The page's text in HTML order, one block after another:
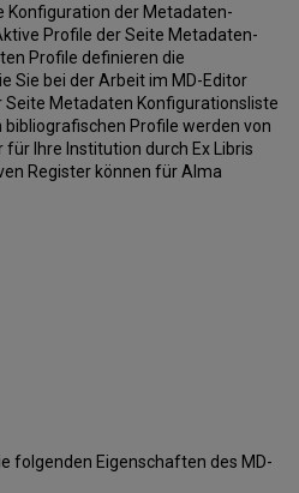
Konfiguration der Metadaten-
Profile der Seite Metadaten-
Profile definieren die
Sie bei der Arbeit im MD-Editor
Seite Metadaten Konfigurationsliste
Profile werden von
Ihre Institution durch Ex Libris
Register können für Alma
folgenden Eigenschaften des MD-